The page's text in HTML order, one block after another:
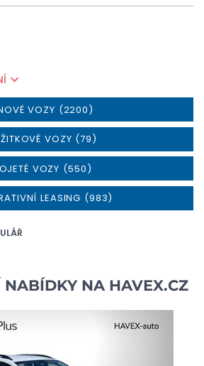
VOZY (2200)
VOZY (79)
OJETÉ VOZY (550)
LEASING (983)
NABÍDKY NA HAVEX.CZ